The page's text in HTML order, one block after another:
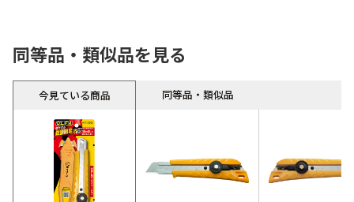
同等品・類似品を見る
今見ている商品 同等品・類似品